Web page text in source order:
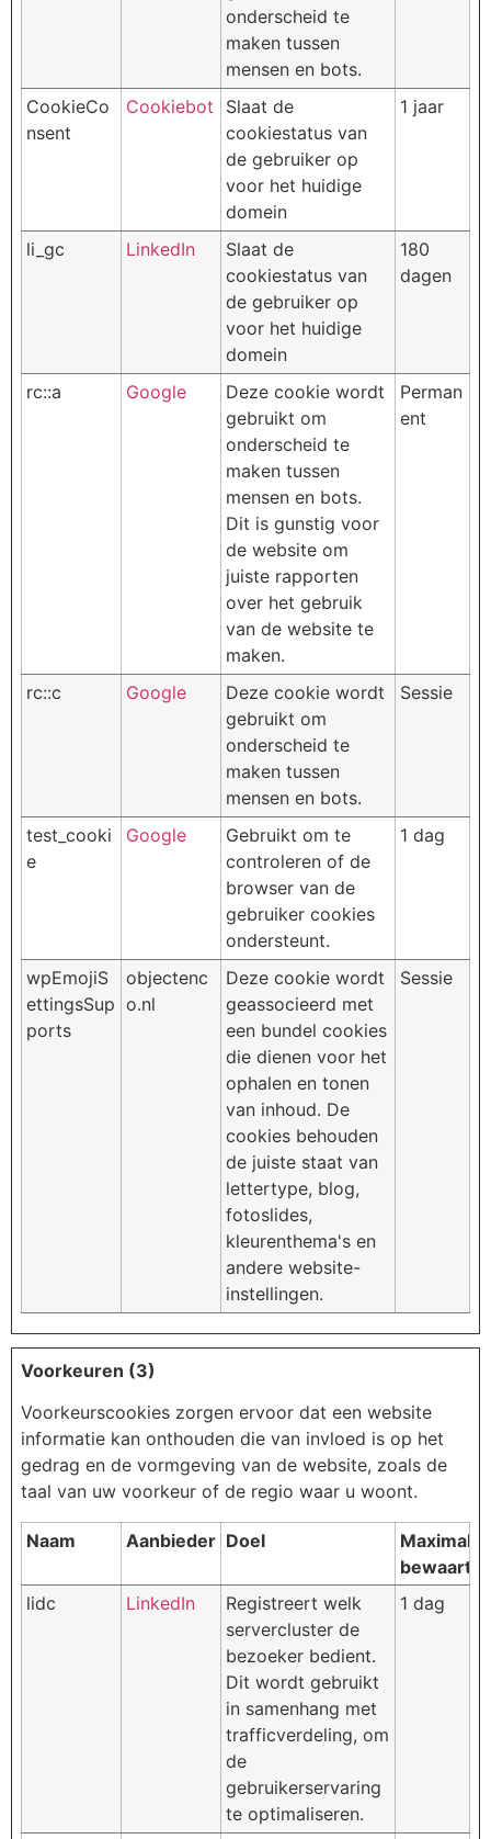
onderscheid te
maken tussen
mensen en bots.
CookieCo
nsent
Cookiebot
Slaat de
cookiestatus van
de gebruiker op
voor het huidige
domein
1 jaar
li_gc LinkedIn
Slaat de
cookiestatus van
de gebruiker op
voor het huidige
domein
180
dagen
rc::a Google
Deze cookie wordt
gebruikt om
onderscheid te
maken tussen
mensen en bots.
Dit is gunstig voor
de website om
juiste rapporten
over het gebruik
van de website te
maken.
Perman
ent
rc::c Google
Deze cookie wordt
gebruikt om
onderscheid te
maken tussen
mensen en bots.
Sessie
test_cooki
e
Google
Gebruikt om te
controleren of de
browser van de
gebruiker cookies
ondersteunt.
1 dag
wpEmojiS
ettingsSup
ports
objectenc
o.nl
Deze cookie wordt
geassocieerd met
een bundel cookies
die dienen voor het
ophalen en tonen
van inhoud. De
cookies behouden
de juiste staat van
lettertype, blog,
fotoslides,
kleurenthema's en
andere website-
instellingen.
Sessie
Voorkeuren (3)
Voorkeurscookies zorgen ervoor dat een website
informatie kan onthouden die van invloed is op het
gedrag en de vormgeving van de website, zoals de
taal van uw voorkeur of de regio waar u woont.
Naam Aanbieder Doel
Maximale
lidc
LinkedIn
Registreert welk
servercluster de
bezoeker bedient.
Dit wordt gebruikt
in samenhang met
trafficverdeling, om
de
gebruikerservaring
te optimaliseren.
1 dag